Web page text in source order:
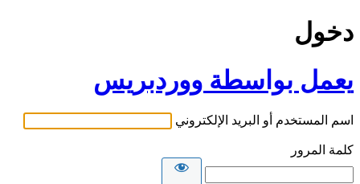
دخول
يعمل بواسطة ووردبريس
اسم المستخدم أو البريد الإلكتروني
كلمة المرور